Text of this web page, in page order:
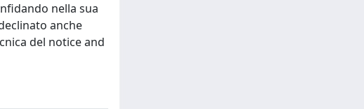
nella sua
anche
del notice and